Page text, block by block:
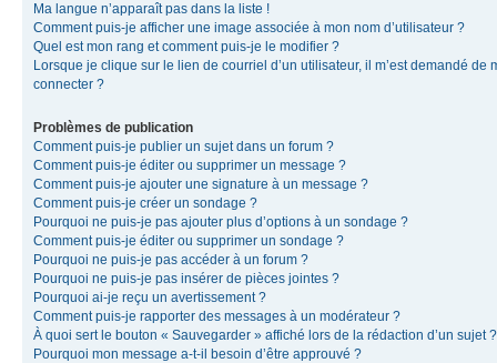
Ma langue n’apparaît pas dans la liste !
Comment puis-je afficher une image associée à mon nom d’utilisateur ?
Quel est mon rang et comment puis-je le modifier ?
Lorsque je clique sur le lien de courriel d’un utilisateur, il m’est demandé de
connecter ?
Problèmes de publication
Comment puis-je publier un sujet dans un forum ?
Comment puis-je éditer ou supprimer un message ?
Comment puis-je ajouter une signature à un message ?
Comment puis-je créer un sondage ?
Pourquoi ne puis-je pas ajouter plus d’options à un sondage ?
Comment puis-je éditer ou supprimer un sondage ?
Pourquoi ne puis-je pas accéder à un forum ?
Pourquoi ne puis-je pas insérer de pièces jointes ?
Pourquoi ai-je reçu un avertissement ?
Comment puis-je rapporter des messages à un modérateur ?
À quoi sert le bouton « Sauvegarder » affiché lors de la rédaction d’un sujet ?
Pourquoi mon message a-t-il besoin d’être approuvé ?